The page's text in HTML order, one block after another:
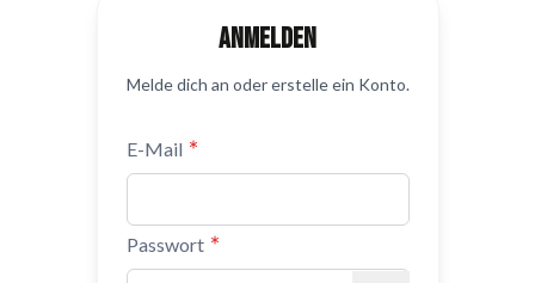
Anmelden
Melde dich an oder erstelle ein Konto.
E-Mail
Passwort